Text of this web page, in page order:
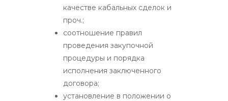
качестве кабальных сделок и
проч.;
соотношение правил
проведения закупочной
процедуры и порядка
исполнения заключенного
договора;
установление в положении о